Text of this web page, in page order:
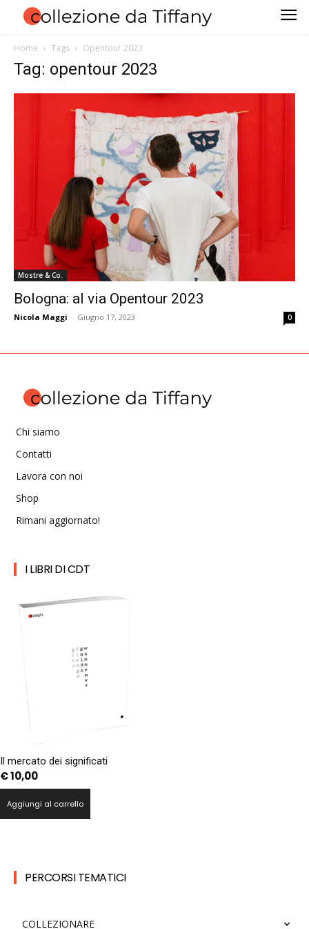
Home Tags Opentour 2023
Tag: opentour 2023
Mostre & Co.
Bologna: al via Opentour 2023
Nicola Maggi - Giugno 17, 2023 0
Chi siamo
Contatti
Lavora con noi
Shop
Rimani aggiornato!
I LIBRI DI CDT
Il mercato dei significati
€10,00
Aggiungi al carrello
PERCORSI TEMATICI
COLLEZIONARE